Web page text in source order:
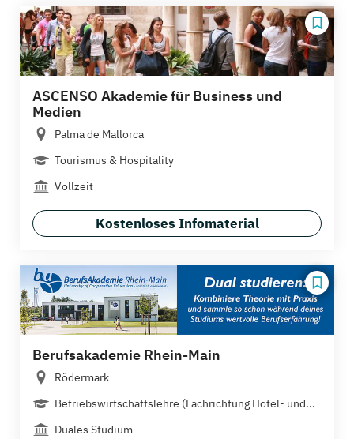
ASCENSO Akademie für Business und
Medien
Palma de Mallorca
Tourismus & Hospitality
Vollzeit
Kostenloses Infomaterial
Berufsakademie Rhein-Main
Rödermark
Betriebswirtschaftslehre (Fachrichtung Hotel- und...
Duales Studium